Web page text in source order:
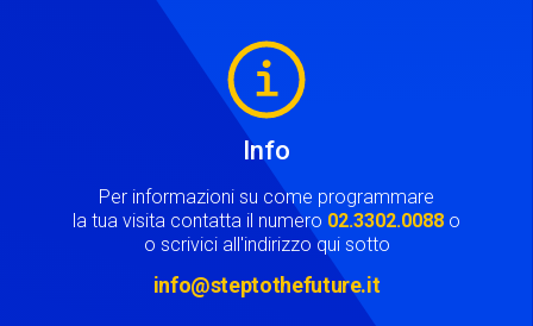
Info
Per informazioni su come programmare
la tua visita contatta il numero 02.3302.0088 o
o scrivici all'indirizzo qui sotto
info@steptothefuture.it